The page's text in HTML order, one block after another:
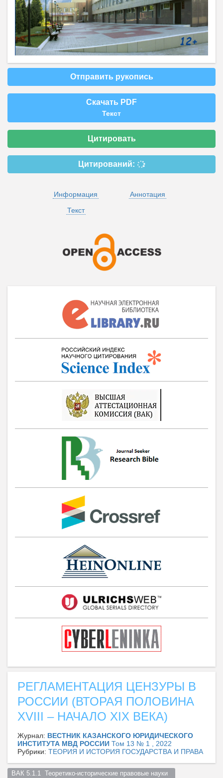
Отправить рукопись
Скачать PDF
Текст
Цитировать
Цитирований:
Информация
Аннотация
Текст
РЕГЛАМЕНТАЦИЯ ЦЕНЗУРЫ В
РОССИИ (ВТОРАЯ ПОЛОВИНА
XVIII – НАЧАЛО XIX ВЕКА)
Журнал: ВЕСТНИК КАЗАНСКОГО ЮРИДИЧЕСКОГО
ИНСТИТУТА МВД РОССИИ Том 13 № 1 , 2022
Рубрики: ТЕОРИЯ И ИСТОРИЯ ГОСУДАРСТВА И ПРАВА
ВАК 5.1.1  Теоретико-исторические правовые науки